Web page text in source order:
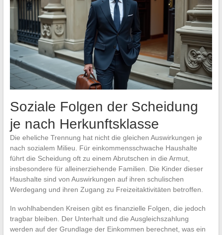
Soziale Folgen der Scheidung
je nach Herkunftsklasse
Die eheliche Trennung hat nicht die gleichen Auswirkungen je
nach sozialem Milieu. Für einkommensschwache Haushalte
führt die Scheidung oft zu einem Abrutschen in die Armut,
insbesondere für alleinerziehende Familien. Die Kinder dieser
Haushalte sind von Auswirkungen auf ihren schulischen
Werdegang und ihren Zugang zu Freizeitaktivitäten betroffen.
In wohlhabenden Kreisen gibt es finanzielle Folgen, die jedoch
tragbar bleiben. Der Unterhalt und die Ausgleichszahlung
werden auf der Grundlage der Einkommen berechnet, was ein